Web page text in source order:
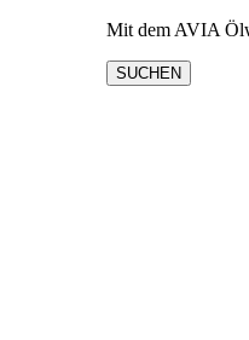
Mit dem AVIA
SUCHEN